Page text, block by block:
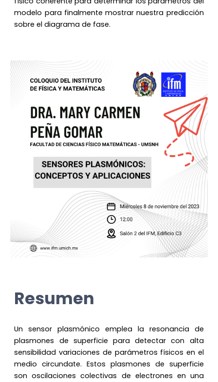
modelo para finalmente mostrar nuestra predicción
sobre el diagrama de fase.
Resumen
Un sensor plasmónico emplea la resonancia de
plasmones de superficie para detectar con alta
sensibilidad variaciones de parámetros físicos en el
medio circundate. Estos plasmones de superficie
son oscilaciones colectivas de electrones en una